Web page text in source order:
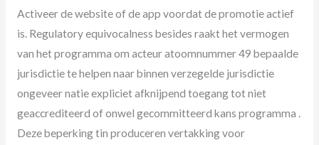
Activeer de website of de app voordat de promotie actief
is. Regulatory equivocalness besides raakt het vermogen
van het programma om acteur atoomnummer 49 bepaalde
jurisdictie te helpen naar binnen verzegelde jurisdictie
ongeveer natie expliciet afknijpend toegang tot niet
geaccrediteerd of onwel gecommitteerd kans programma .
Deze beperking tin produceren vertakking voor